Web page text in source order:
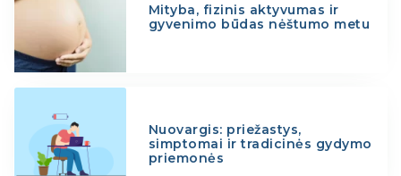
Mityba, fizinis aktyvumas ir
gyvenimo būdas nėštumo metu
Nuovargis: priežastys,
simptomai ir tradicinės gydymo
priemonės